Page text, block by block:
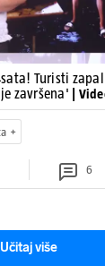
Turisti
završena'
|
6
Učitaj više